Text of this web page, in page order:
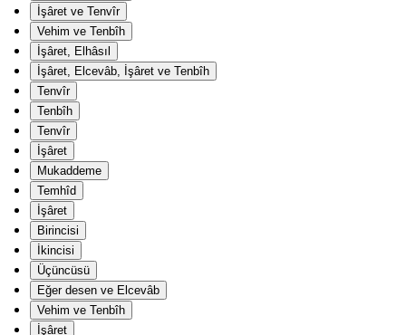
İşâret ve Tenvîr
Vehim ve Tenbîh
İşâret, Elhâsıl
İşâret, Elcevâb, İşâret ve Tenbîh
Tenvîr
Tenbîh
Tenvîr
İşâret
Mukaddeme
Temhîd
İşâret
Birincisi
İkincisi
Üçüncüsü
Eğer desen ve Elcevâb
Vehim ve Tenbîh
İşâret